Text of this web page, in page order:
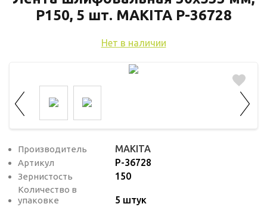
P150, 5 шт. MAKITA P-36728
Нет в наличии
Производитель MAKITA
Артикул P-36728
Зернистость 150
Количество в
упаковке
5 штук
пользователей на сайте. Эти файлы cookie
чтобы увеличить его производительность
и сделать функционал сайта максимально
Рекламные файлы cookie используются
для целей маркетинга и улучшения
помогают обеспечить максимально
высокую точность и ценность содержания
маркетинговых и рекламных материалов
для пользователей сайта.